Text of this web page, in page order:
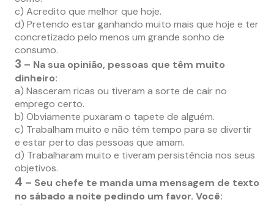
c) Acredito que melhor que hoje.
d) Pretendo estar ganhando muito mais que hoje e ter
concretizado pelo menos um grande sonho de
consumo.
3 – Na sua opinião, pessoas que têm muito
dinheiro:
a) Nasceram ricas ou tiveram a sorte de cair no
emprego certo.
b) Obviamente puxaram o tapete de alguém.
c) Trabalham muito e não têm tempo para se divertir
e estar perto das pessoas que amam.
d) Trabalharam muito e tiveram persistência nos seus
objetivos.
4 – Seu chefe te manda uma mensagem de texto
no sábado a noite pedindo um favor. Você: